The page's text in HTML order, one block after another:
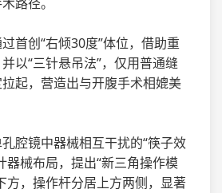
路径。
首创“右倾30度”体位，借助重
以“三针悬吊法”，仅用普通缝
起，营造出与开腹手术相媲美
腔镜中器械相互干扰的“筷子效
器械布局，提出“新三角操作模
方，操作杆分居上方两侧，显著